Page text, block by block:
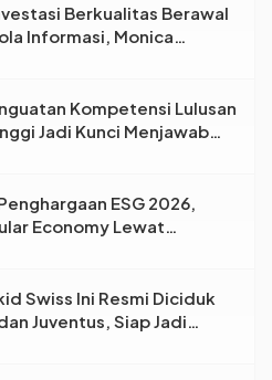
Berkualitas Berawal
Informasi, Monica
Sekadar Analisis
Kompetensi Lulusan
Jadi Kunci Menjawab
Kerja
ESG 2026,
Economy Lewat
Berkelanjutan
Swiss Ini Resmi Diciduk
Juventus, Siap Jadi